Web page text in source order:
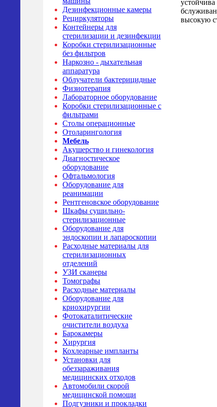
Дезинфекционные камеры
Рециркуляторы
Контейнеры для
стерилизации и дезинфекции
Коробки стерилизационные
без фильтров
Наркозно - дыхательная
аппаратура
Облучатели бактерицидные
Физиотерапия
Лабораторное оборудование
Коробки стерилизационные с
фильтрами
Столы операционные
Отоларингология
Мебель
Акушерство и гинекология
Диагностическое
оборудование
Офтальмология
Оборудование для
реанимации
Рентгеновское оборудование
Шкафы сушильно-
стерилизационные
Оборудование для
эндоскопии и лапароскопии
Расходные материалы для
стерилизационных
отделений
УЗИ сканеры
Томографы
Расходные материалы
Оборудование для
криохирургии
Фотокаталитические
очистители воздуха
Барокамеры
Хирургия
Кохлеарные импланты
Установки для
обеззараживания
медицинских отходов
Автомобили скорой
медицинской помощи
Подгузники и прокладки
высокую